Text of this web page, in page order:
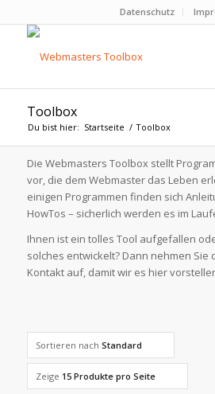
Datenschutz
Toolbox
Du bist hier: Startseite / Toolbox
Die Webmasters Toolbox stellt
vor, die dem Webmaster das Leben
einigen Programmen finden sich
HowTos – sicherlich werden es im
Ihnen ist ein tolles Tool aufgefallen
solches entwickelt? Dann nehmen Sie
Kontakt auf, damit wir es hier
Sortieren nach Standard
Zeige 15 Produkte pro Seite